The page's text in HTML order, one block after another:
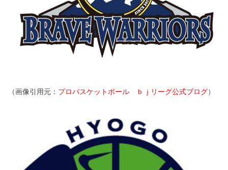
（画像引用元： プロバスケットボール ｂｊリーグ公式ブログ）